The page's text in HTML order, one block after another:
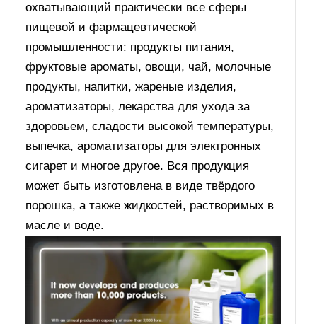
охватывающий практически все сферы
пищевой и фармацевтической
промышленности: продукты питания,
фруктовые ароматы, овощи, чай, молочные
продукты, напитки, жареные изделия,
ароматизаторы, лекарства для ухода за
здоровьем, сладости высокой температуры,
выпечка, ароматизаторы для электронных
сигарет и многое другое. Вся продукция
может быть изготовлена в виде твёрдого
порошка, а также жидкостей, растворимых в
масле и воде.